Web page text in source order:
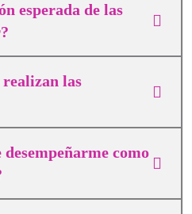
esperada de las
realizan las
como